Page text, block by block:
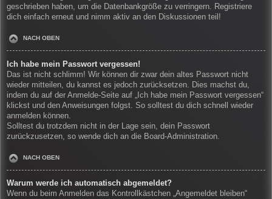
geschrieben haben, um die Datenbankgröße zu verringern. Registriere
dich einfach erneut und nimm aktiv an den Diskussionen teil!
NACH OBEN
Ich habe mein Passwort vergessen!
Das ist nicht schlimm! Wir können dir zwar dein altes Passwort nicht
wieder mitteilen, du kannst es jedoch zurücksetzen. Dies machst du,
indem du auf der Anmelde-Seite auf „Ich habe mein Passwort vergessen“
klickst und den Anweisungen folgst. So solltest du dich schnell wieder
anmelden können.
Solltest du trotzdem nicht in der Lage sein, dein Passwort
zurückzusetzen, so wende dich an die Board-Administration.
NACH OBEN
Warum werde ich automatisch abgemeldet?
Wenn du beim Anmelden das Kontrollkästchen „Angemeldet bleiben“